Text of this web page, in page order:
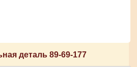
деталь 89-69-177